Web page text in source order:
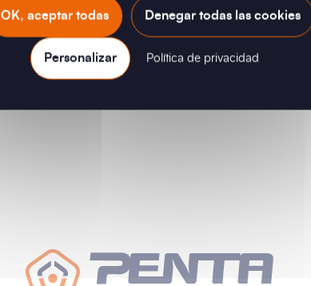
OK, aceptar todas Denegar todas las cookies
Personalizar Política de privacidad